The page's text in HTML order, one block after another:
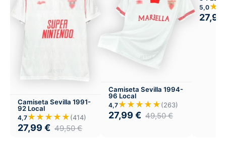
Camiseta Sevilla 1991-
92 Local
4,7★★★★★(414)
27,99 € 49,50€
Camiseta Sevilla 1994-
96 Local
4,7★★★★★(263)
27,99 € 49,50€
5,0
27,99